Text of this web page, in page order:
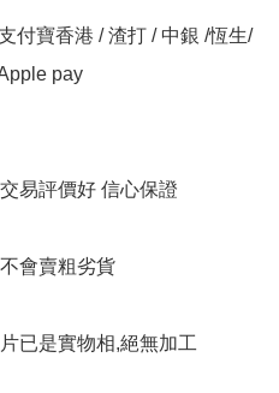
付寶香港 / 渣打 / 中銀 /恆生/
pay
易評價好 信心保證
會賣粗劣貨
已是實物相,絕無加工